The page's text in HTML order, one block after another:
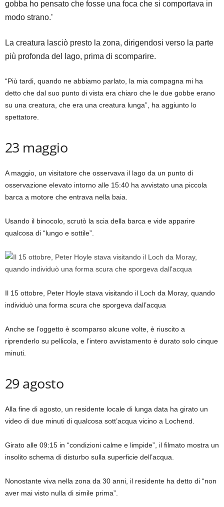
gobba ho pensato che fosse una foca che si comportava in
modo strano.’
La creatura lasciò presto la zona, dirigendosi verso la parte
più profonda del lago, prima di scomparire.
“Più tardi, quando ne abbiamo parlato, la mia compagna mi ha
detto che dal suo punto di vista era chiaro che le due gobbe erano
su una creatura, che era una creatura lunga”, ha aggiunto lo
spettatore.
23 maggio
A maggio, un visitatore che osservava il lago da un punto di
osservazione elevato intorno alle 15:40 ha avvistato una piccola
barca a motore che entrava nella baia.
Usando il binocolo, scrutò la scia della barca e vide apparire
qualcosa di “lungo e sottile”.
Il 15 ottobre, Peter Hoyle stava visitando il Loch da Moray, quando
individuò una forma scura che sporgeva dall’acqua
Anche se l’oggetto è scomparso alcune volte, è riuscito a
riprenderlo su pellicola, e l’intero avvistamento è durato solo cinque
minuti.
29 agosto
Alla fine di agosto, un residente locale di lunga data ha girato un
video di due minuti di qualcosa sott’acqua vicino a Lochend.
Girato alle 09:15 in “condizioni calme e limpide”, il filmato mostra un
insolito schema di disturbo sulla superficie dell’acqua.
Nonostante viva nella zona da 30 anni, il residente ha detto di “non
aver mai visto nulla di simile prima”.